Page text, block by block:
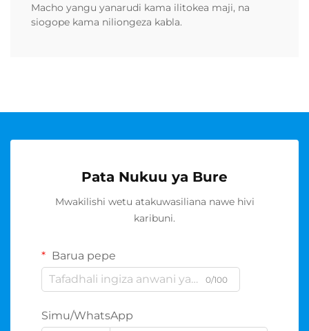
Macho yangu yanarudi kama ilitokea maji, na
siogope kama niliongeza kabla.
Pata Nukuu ya Bure
Mwakilishi wetu atakuwasiliana nawe hivi
karibuni.
Barua pepe
0/100
Simu/WhatsApp